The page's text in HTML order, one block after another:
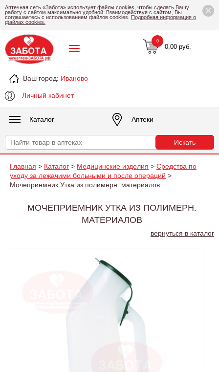
×
Аптечная сеть «Забота» использует файлы cookies, чтобы сделать Вашу
работу с сайтом максимально удобной. Взаимодействуя с сайтом, Вы
соглашаетесь с использованием файлов cookies. Подробная информация о
файлах cookies.
Ваш город: Иваново
Личный кабинет
0,00 руб.
0
Каталог Аптеки
Главная > Каталог > Медицинские изделия > Средства по
уходу за лежачими больными и после операций >
Мочеприемник Утка из полимерн. материалов
МОЧЕПРИЕМНИК УТКА ИЗ ПОЛИМЕРН.
МАТЕРИАЛОВ
вернуться в каталог